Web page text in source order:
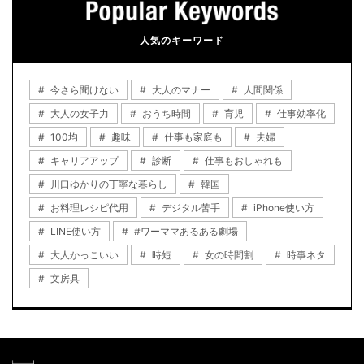
人気のキーワード
今さら聞けない 大人のマナー
人間関係
大人の女子力
おうち時間 育児
仕事効率化
100均
趣味 仕事も家庭も
夫婦
キャリアアップ
診断
仕事もおしゃれも
川口ゆかりの丁寧な暮らし
韓国
お料理レシピ代用
デジタル苦手
iPhone使い方
LINE使い方
#ワーママあるある劇場
大人かっこいい
時短 女の時間割
時事ネタ
文房具